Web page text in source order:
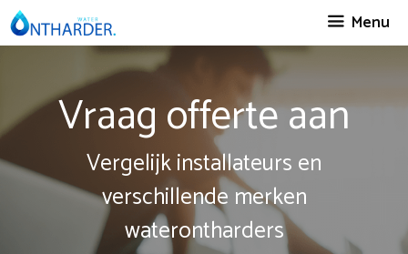
Spring
naar
Menu
Vraag offerte aan
Vergelijk installateurs en
verschillende merken
waterontharders